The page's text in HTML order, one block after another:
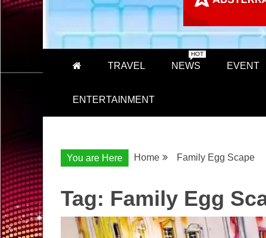
TRAVEL NEWS
HOT
EVENT
ENTERTAINMENT
You are Here Home Family Egg Scape
Tag: Family Egg